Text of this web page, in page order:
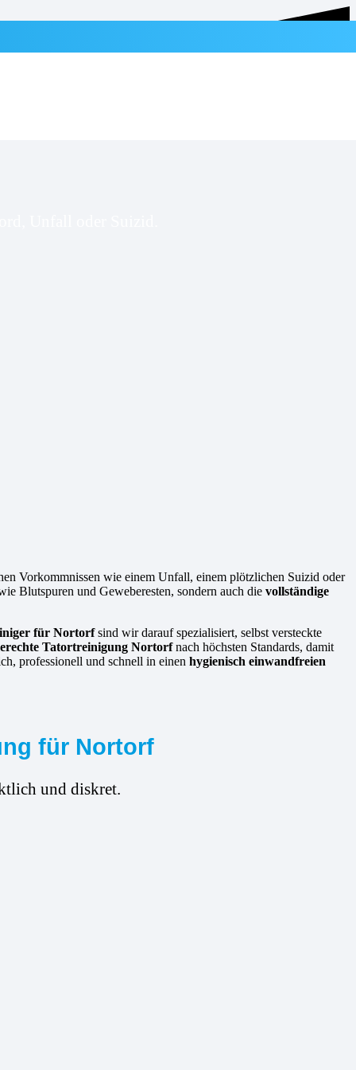
Unfall oder Suizid.
Vorkommnissen wie einem Unfall, einem plötzlichen Suizid oder
Blutspuren und Geweberesten, sondern auch die vollständige
für Nortorfsind wir darauf spezialisiert, selbst versteckte
Tatortreinigung Nortorfnach höchsten Standards, damit
professionell und schnell in einen hygienisch einwandfreien
für Nortorf
und diskret.